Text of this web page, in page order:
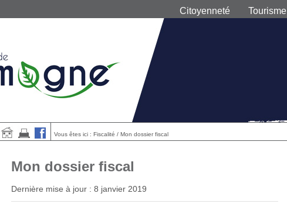
Citoyenneté Tourisme
Vous êtes ici : Fiscalité / Mon dossier fiscal
Mon dossier fiscal
Dernière mise à jour : 8 janvier 2019